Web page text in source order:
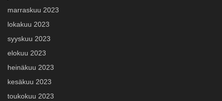
marraskuu 2023
lokakuu 2023
syyskuu 2023
elokuu 2023
heinäkuu 2023
kesäkuu 2023
toukokuu 2023